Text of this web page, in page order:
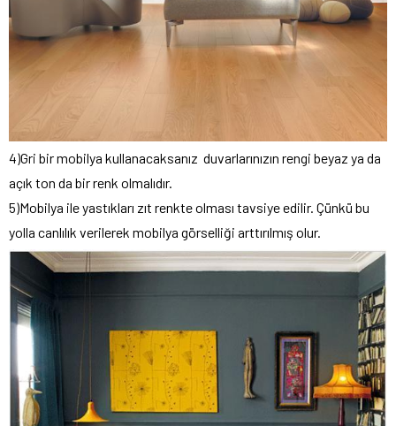
4)Gri bir mobilya kullanacaksanız duvarlarınızın rengi beyaz ya da
açık ton da bir renk olmalıdır.
5)Mobilya ile yastıkları zıt renkte olması tavsiye edilir. Çünkü bu
yolla canlılık verilerek mobilya görselliği arttırılmış olur.